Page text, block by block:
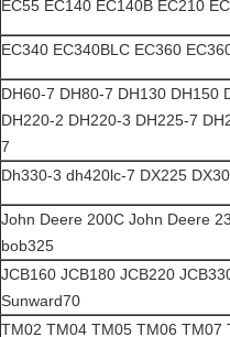
EC55 EC140 EC140B EC210
EC340 EC340BLC EC360
DH60-7 DH80-7 DH130 DH150
DH220-2 DH220-3 DH225-7
7
Dh330-3 dh420lc-7 DX225
John Deere 200C John Deere
bob325
JCB160 JCB180 JCB220
Sunward70
TM02 TM04 TM05 TM06 TM07